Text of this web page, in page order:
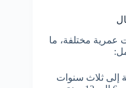
عمرية مختلفة، ما
إلى ثلاث سنوات